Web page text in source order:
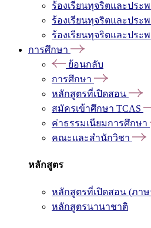
ร้องเรียนทุจริตและประ
ร้องเรียนทุจริตและประ
ร้องเรียนทุจริตและประ
การศึกษา
ย้อนกลับ
การศึกษา
หลักสูตรที่เปิดสอน
สมัครเข้าศึกษา TCAS
ค่าธรรมเนียมการศึกษา
คณะและสำนักวิชา
หลักสูตร
หลักสูตรที่เปิดสอน (ภาษ
หลักสูตรนานาชาติ